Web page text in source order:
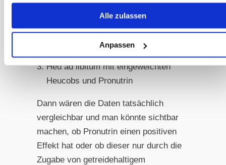
Alle zulassen
Anpassen
Heu ad libitum
Heu ad libitum mit eingeweichten
Heu ad libitum mit eingeweichten
Heucobs und Pronutrin
Dann wären die Daten tatsächlich
vergleichbar und man könnte sichtbar
machen, ob Pronutrin einen positiven
Effekt hat oder ob dieser nur durch die
Zugabe von getreidehaltigem